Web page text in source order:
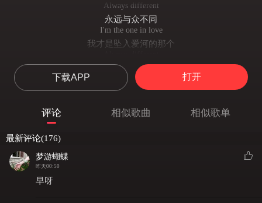
Always different
永远与众不同
I'm the one in love
我才是坠入爱河的那个
永远与众不同
I'm the one in love
我才是坠入爱河的那个
永远与众不同
下载APP 打开
评论 相似歌曲 相似歌单
最新评论(176)
梦游蝴蝶
昨天00:50
早呀